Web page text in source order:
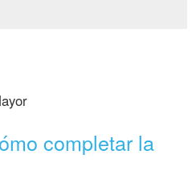
completar la